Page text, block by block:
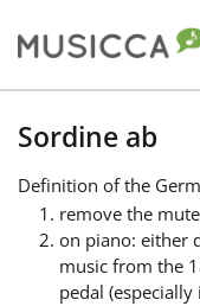
Bahasa
Български
Dansk
Sordine ab
Definition of the
remove the mute
on piano: either
music from the
pedal